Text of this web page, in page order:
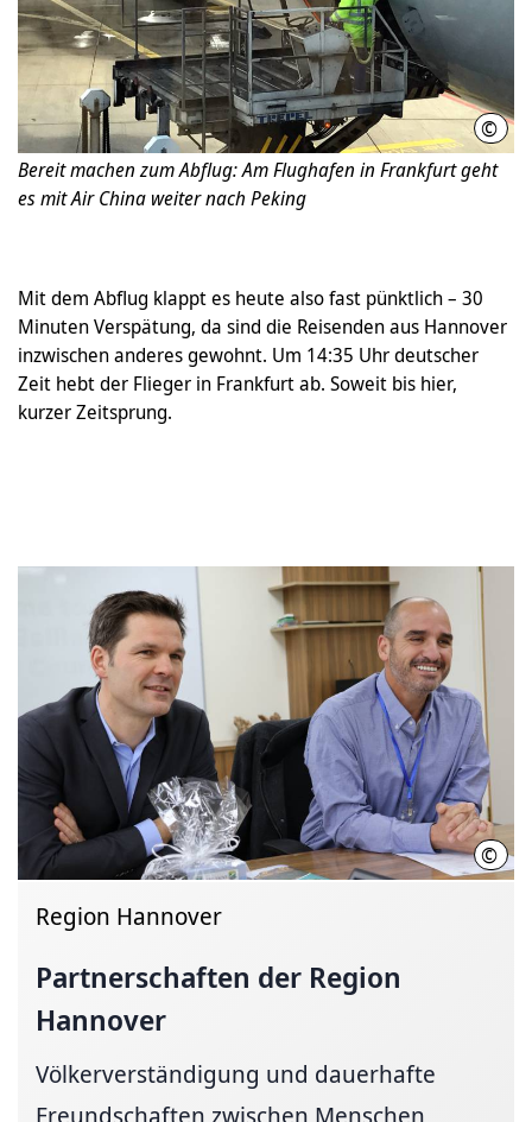
©
Bereit machen zum Abflug: Am Flughafen in Frankfurt geht
es mit Air China weiter nach Peking
Mit dem Abflug klappt es heute also fast pünktlich – 30
Minuten Verspätung, da sind die Reisenden aus Hannover
inzwischen anderes gewohnt. Um 14:35 Uhr deutscher
Zeit hebt der Flieger in Frankfurt ab. Soweit bis hier,
kurzer Zeitsprung.
©
Region Hannover
Partnerschaften der Region
Hannover
Völkerverständigung und dauerhafte
Freundschaften zwischen Menschen,